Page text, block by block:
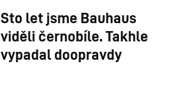
Sto let jsme Bauhaus
viděli černobíle. Takhle
vypadal doopravdy